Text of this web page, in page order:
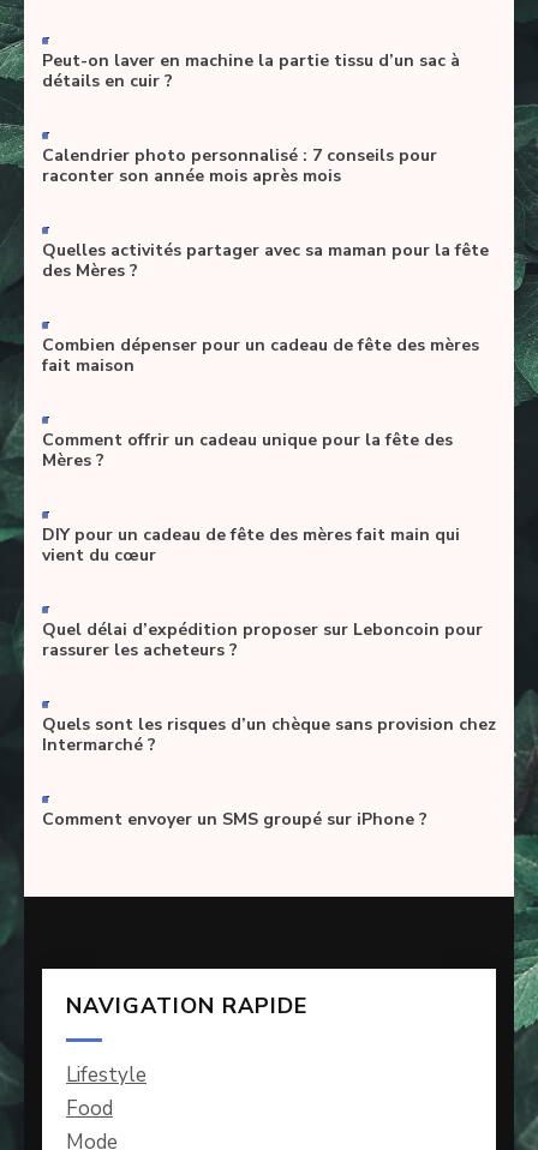
-
Peut-on laver en machine la partie tissu d’un sac à
détails en cuir ?
-
Calendrier photo personnalisé : 7 conseils pour
raconter son année mois après mois
-
Quelles activités partager avec sa maman pour la fête
des Mères ?
-
Combien dépenser pour un cadeau de fête des mères
fait maison
-
Comment offrir un cadeau unique pour la fête des
Mères ?
-
DIY pour un cadeau de fête des mères fait main qui
vient du cœur
-
Quel délai d’expédition proposer sur Leboncoin pour
rassurer les acheteurs ?
-
Quels sont les risques d’un chèque sans provision chez
Intermarché ?
-
Comment envoyer un SMS groupé sur iPhone ?
NAVIGATION RAPIDE
Lifestyle
Food
Mode